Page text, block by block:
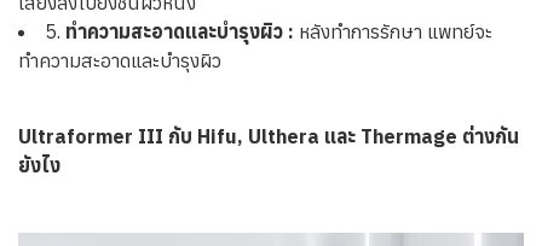
5. ทำความสะอาดและบำรุงผิว : หลังทำการรักษา แพทย์จะ
ทำความสะอาดและบำรุงผิว
Ultraformer III กับ Hifu, Ulthera และ Thermage ต่างกัน
ยังไง